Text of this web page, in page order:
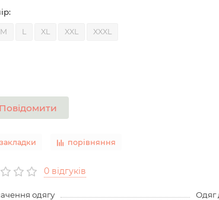
M L XL XXL XXXL
Повідомити
порівняння
0 відгуків
одягу
Одяг